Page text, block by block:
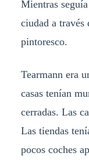
Mientras
ciudad a través
pintoresco.
Tearmann era
casas tenían
cerradas. Las
Las tiendas
pocos coches